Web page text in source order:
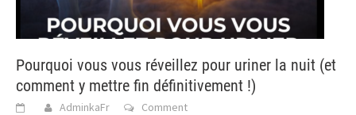
Pourquoi vous vous réveillez pour uriner la nuit (et
comment y mettre fin définitivement !)
AdminkaFr Comment